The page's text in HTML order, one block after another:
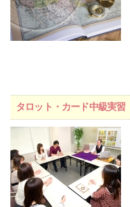
タロット・カード中級実